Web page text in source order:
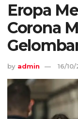
Eropa
Corona
by admin 16/